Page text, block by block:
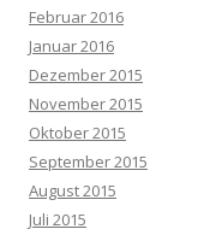
Februar 2016
Januar 2016
Dezember 2015
November 2015
Oktober 2015
September 2015
August 2015
Juli 2015